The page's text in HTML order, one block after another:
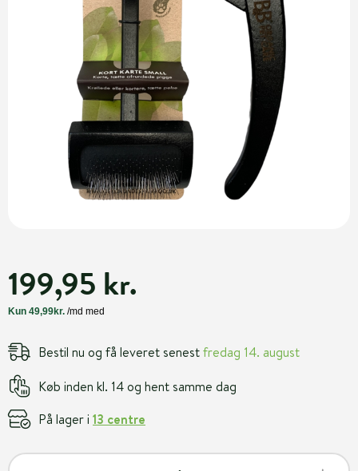
199,95 kr.
Bestil nu og få leveret senestfredag 14. august
Køb inden kl. 14 og hent samme dag
På lager i 13 centre